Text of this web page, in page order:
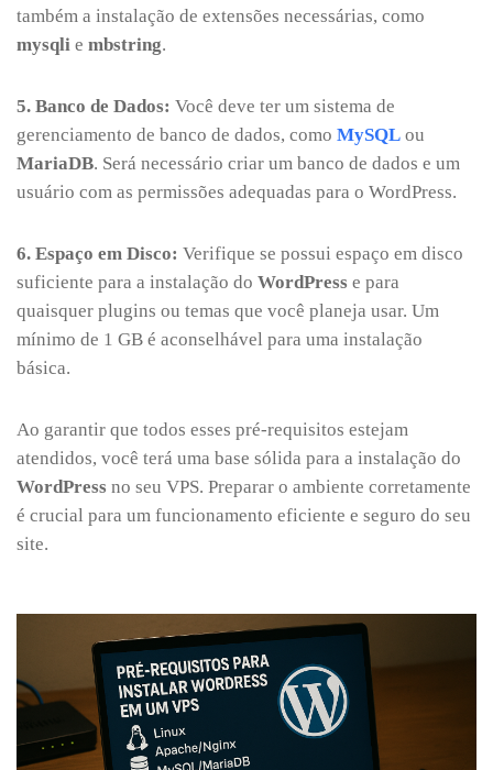
também a instalação de extensões necessárias, como
mysqli e mbstring.
5. Banco de Dados: Você deve ter um sistema de
gerenciamento de banco de dados, como MySQL ou
MariaDB. Será necessário criar um banco de dados e um
usuário com as permissões adequadas para o WordPress.
6. Espaço em Disco: Verifique se possui espaço em disco
suficiente para a instalação do WordPress e para
quaisquer plugins ou temas que você planeja usar. Um
mínimo de 1 GB é aconselhável para uma instalação
básica.
Ao garantir que todos esses pré-requisitos estejam
atendidos, você terá uma base sólida para a instalação do
WordPress no seu VPS. Preparar o ambiente corretamente
é crucial para um funcionamento eficiente e seguro do seu
site.